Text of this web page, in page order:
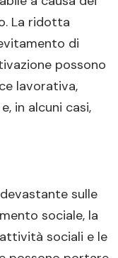
La ridotta
di
possono
lavorativa,
in alcuni casi,
sulle
sociale, la
sociali e le